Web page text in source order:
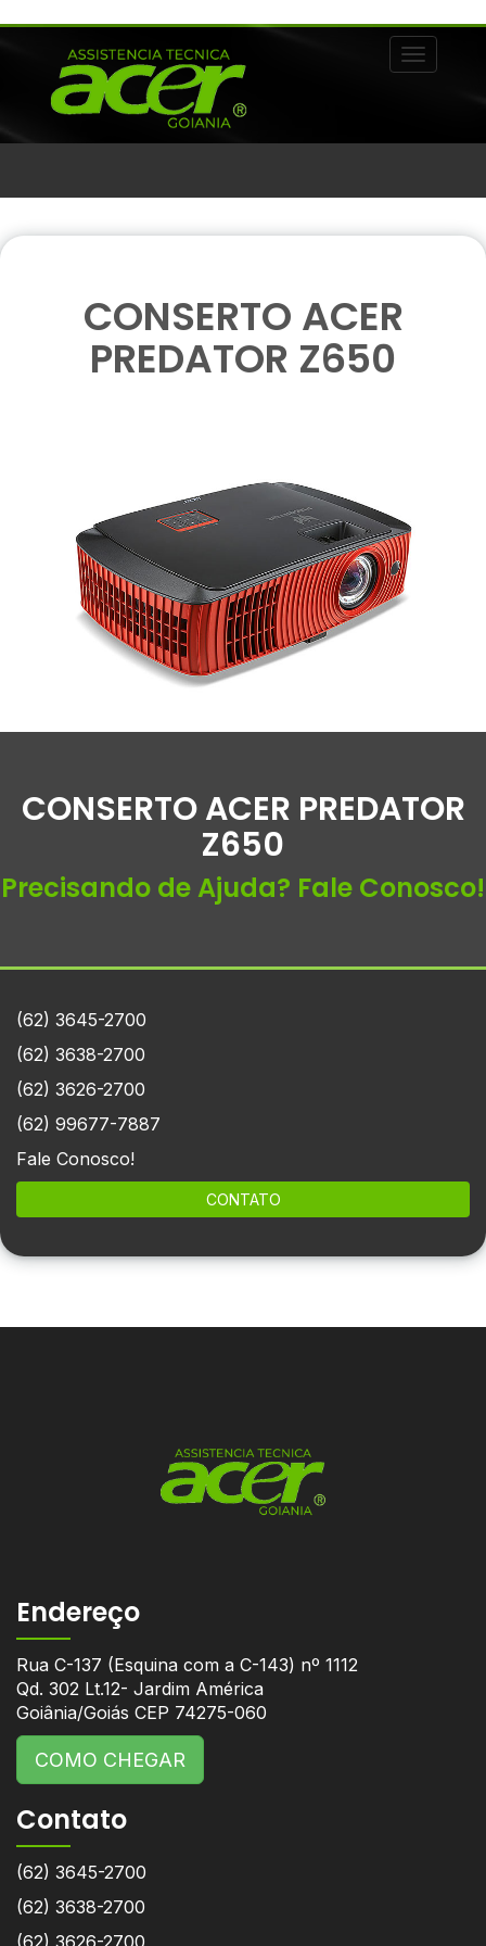
Alternar
CONSERTO ACER
PREDATOR Z650
CONSERTO ACER PREDATOR
Z650
Precisando de Ajuda? Fale Conosco!
(62) 3645-2700
(62) 3638-2700
(62) 3626-2700
(62) 99677-7887
Fale Conosco!
CONTATO
Endereço
Rua C-137 (Esquina com a C-143) nº 1112
Qd. 302 Lt.12- Jardim América
Goiânia/Goiás CEP 74275-060
COMO CHEGAR
Contato
(62) 3645-2700
(62) 3638-2700
(62) 3626-2700